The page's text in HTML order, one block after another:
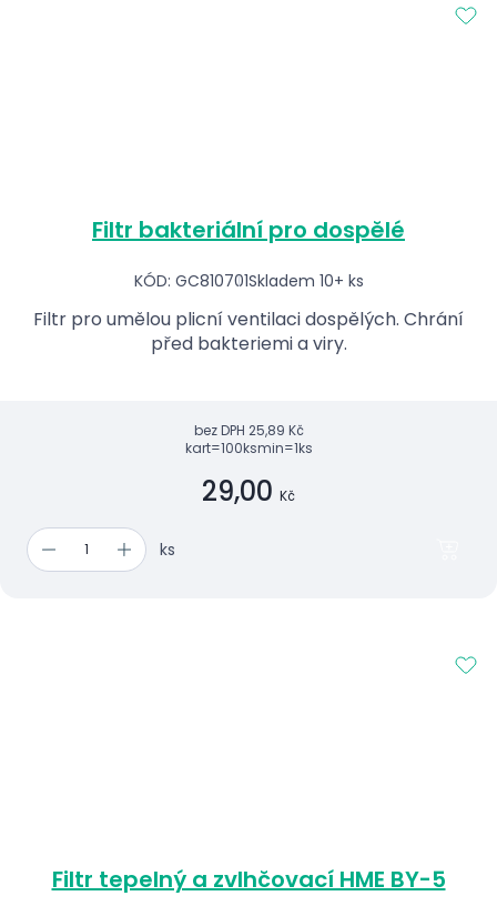
Filtr bakteriální pro dospělé
KÓD: GC810701Skladem 10+ ks
Filtr pro umělou plicní ventilaci dospělých. Chrání
před bakteriemi a viry.
bez DPH 25,89 Kč
kart=100ksmin=1ks
29,00 Kč
ks
Filtr tepelný a zvlhčovací HME BY-5